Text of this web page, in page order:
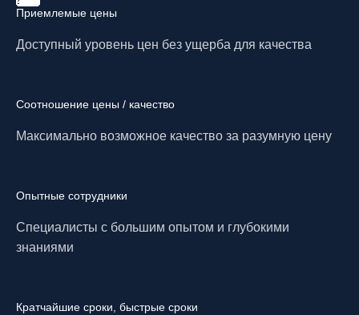
Приемлемые цены
Доступный уровень цен без ущерба для качества
Соотношение цены / качество
Максимально возможное качество за разумную цену
Опытные сотрудники
Специалисты с большим опытом и глубокими
знаниями
Кратчайшие сроки, быстрые сроки